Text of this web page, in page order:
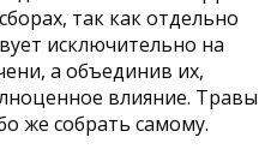
так как отдельно
исключительно на
а объединив их,
влияние. Травы
же собрать самому.